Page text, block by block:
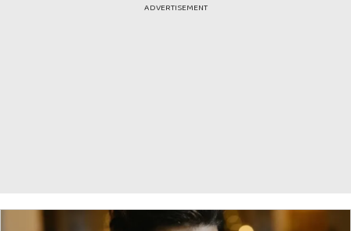
ADVERTISEMENT